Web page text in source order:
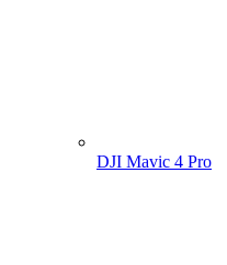
DJI Mavic 4 Pro